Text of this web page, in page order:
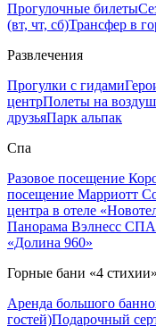
Прогулочные билеты
(вт, чт, сб)Трансфер в
Развлечения
Прогулки с гидами
центрПолеты на
друзьяПарк альпак
Спа
Разовое посещение
посещение Марриотт
центра в отеле
Панорама Вэлнесс СПА
«Долина 960»
Горные бани «4 стихии»
Аренда большого
гостей)Подарочный